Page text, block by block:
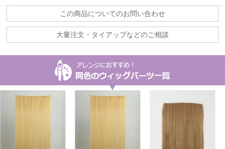
この商品についてのお問い合わせ
大量注文・タイアップなどのご相談